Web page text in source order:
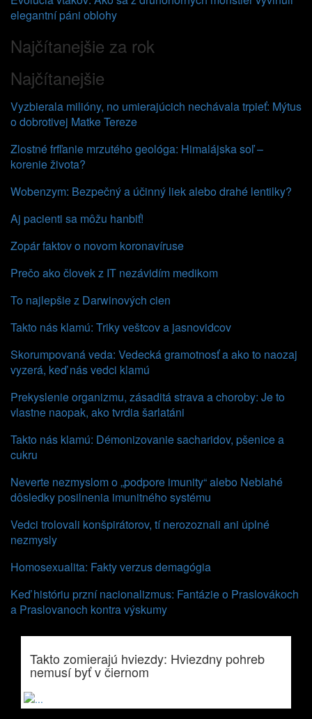
elegantní páni oblohy
Najčítanejšie za rok
Najčítanejšie
Vyzbierala milióny, no umierajúcich nechávala trpieť: Mýtus
o dobrotivej Matke Tereze
Zlostné frfľanie mrzutého geológa: Himalájska soľ –
korenie života?
Wobenzym: Bezpečný a účinný liek alebo drahé lentilky?
Aj pacienti sa môžu hanbiť!
Zopár faktov o novom koronavíruse
Prečo ako človek z IT nezávidím medikom
To najlepšie z Darwinových cien
Takto nás klamú: Triky veštcov a jasnovidcov
Skorumpovaná veda: Vedecká gramotnosť a ako to naozaj
vyzerá, keď nás vedci klamú
Prekyslenie organizmu, zásaditá strava a choroby: Je to
vlastne naopak, ako tvrdia šarlatáni
Takto nás klamú: Démonizovanie sacharidov, pšenice a
cukru
Neverte nezmyslom o „podpore imunity“ alebo Neblahé
dôsledky posilnenia imunitného systému
Vedci trolovali konšpirátorov, tí nerozoznali ani úplné
nezmysly
Homosexualita: Fakty verzus demagógia
Keď históriu przní nacionalizmus: Fantázie o Praslovákoch
a Praslovanoch kontra výskumy
Takto zomierajú hviezdy: Hviezdny pohreb
nemusí byť v čiernom